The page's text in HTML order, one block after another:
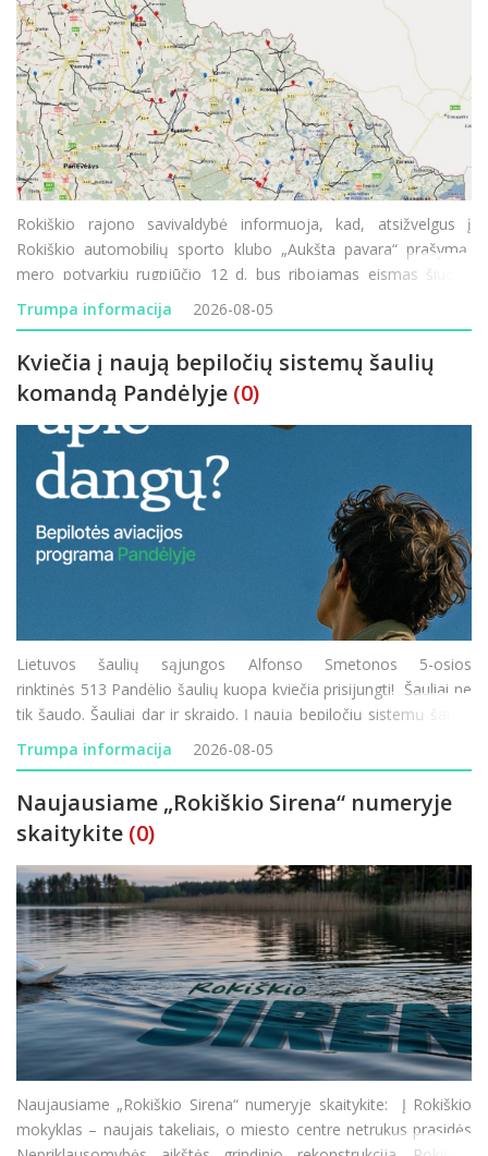
Rokiškio rajono savivaldybė informuoja, kad, atsižvelgus į
Rokiškio automobilių sporto klubo „Aukšta pavara“ prašymą,
mero potvarkiu rugpjūčio 12 d. bus ribojamas eismas šiuose
rajono vietinės reikšmės keliuose: JD-70 „Prūseliai–Pa
Trumpa informacija 2026-08-05
Kviečia į naują bepiločių sistemų šaulių
komandą Pandėlyje (0)
Lietuvos šaulių sąjungos Alfonso Smetonos 5-osios
rinktinės 513 Pandėlio šaulių kuopa kviečia prisijungti! Šauliai ne
tik šaudo. Šauliai dar ir skraido. Į naują bepiločių sistemų šaulių
komandą Pandėlyje kviečiame visus – ir tuos, kurie tu
Trumpa informacija 2026-08-05
Naujausiame „Rokiškio Sirena“ numeryje
skaitykite (0)
Naujausiame „Rokiškio Sirena“ numeryje skaitykite: Į Rokiškio
mokyklas – naujais takeliais, o miesto centre netrukus prasidės